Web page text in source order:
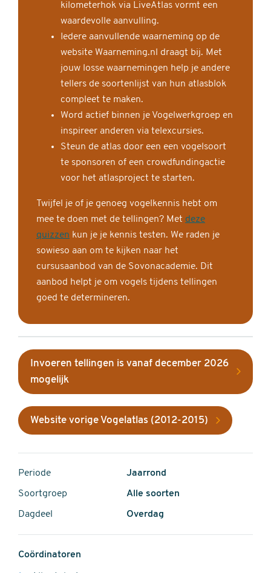
kilometerhok via LiveAtlas vormt een
waardevolle aanvulling.
Iedere aanvullende waarneming op de
website Waarneming.nl draagt bij. Met
jouw losse waarnemingen help je andere
tellers de soortenlijst van hun atlasblok
compleet te maken.
Word actief binnen je Vogelwerkgroep en
inspireer anderen via telexcursies.
Steun de atlas door een een vogelsoort
te sponsoren of een crowdfundingactie
voor het atlasproject te starten.
Twijfel je of je genoeg vogelkennis hebt om
mee te doen met de tellingen? Met deze
quizzen kun je je kennis testen. We raden je
sowieso aan om te kijken naar het
cursusaanbod van de Sovonacademie. Dit
aanbod helpt je om vogels tijdens tellingen
goed te determineren.
Invoeren tellingen is vanaf december 2026
mogelijk
Website vorige Vogelatlas (2012-2015)
Periode Jaarrond
Soortgroep Alle soorten
Dagdeel Overdag
Coördinatoren